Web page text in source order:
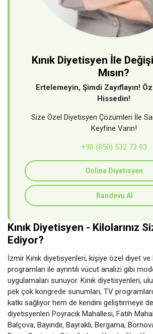
Kınık Diyetisyen İle
Mısın?
Ertelemeyin, Şimdi Zayıflayın!
Hissedin!
Size Özel Diyetisyen Çözümleri İle
Keyfine Varın!
+90 (850) 532 73 93
Online Diyetisyen
Randevu Al
Kınık Diyetisyen - Kilolarınız
Ediyor?
İzmir Kınık diyetisyenleri, kişiye özel diyet
programları ile ayrıntılı vücut analizi gibi
uygulamaları sunuyor. Kınık diyetisyenleri,
pek çok kongrede sunumları, TV
katkı sağlıyor hem de kendini geliştirmeye
diyetisyenleri Poyracık Mahallesi, Fatih
Balçova, Bayındır, Bayraklı, Bergama,